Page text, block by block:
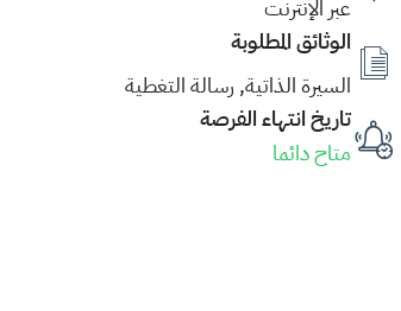
عبر الإنترنت
الوثائق المطلوبة
السيرة الذاتية, رسالة التغطية
تاريخ انتهاء الفرصة
متاح دائما